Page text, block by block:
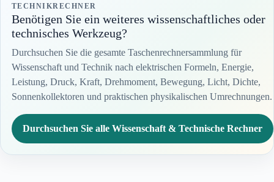
TECHNIKRECHNER
Benötigen Sie ein weiteres wissenschaftliches oder
technisches Werkzeug?
Durchsuchen Sie die gesamte Taschenrechnersammlung für
Wissenschaft und Technik nach elektrischen Formeln, Energie,
Leistung, Druck, Kraft, Drehmoment, Bewegung, Licht, Dichte,
Sonnenkollektoren und praktischen physikalischen Umrechnungen.
Durchsuchen Sie alle Wissenschaft & Technische Rechner